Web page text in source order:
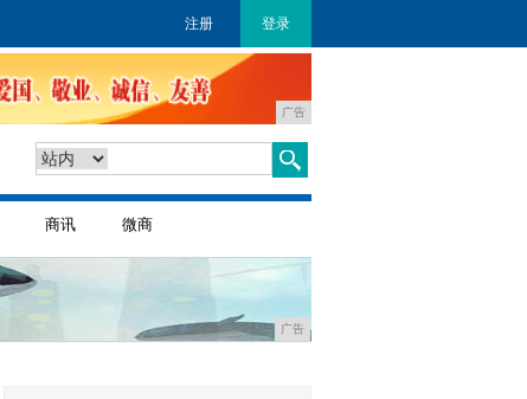
注册 登录
广告
商讯 微商
广告